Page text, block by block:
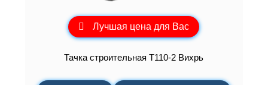
Лучшая цена для Вас
Тачка строительная Т110-2 Вихрь